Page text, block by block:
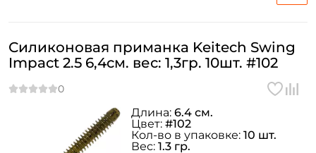
Силиконовая приманка Keitech Swing
Impact 2.5 6,4см. вес: 1,3гр. 10шт. #102
Длина: 6.4 см.
Цвет: #102
Кол-во в упаковке: 10 шт.
Вес: 1.3 гр.
Создать аккаунт